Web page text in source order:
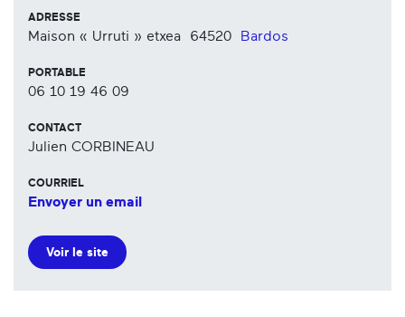
ADRESSE
Maison « Urruti » etxea 64520 Bardos
PORTABLE
06 10 19 46 09
CONTACT
Julien CORBINEAU
COURRIEL
Envoyer un email
Voir le site